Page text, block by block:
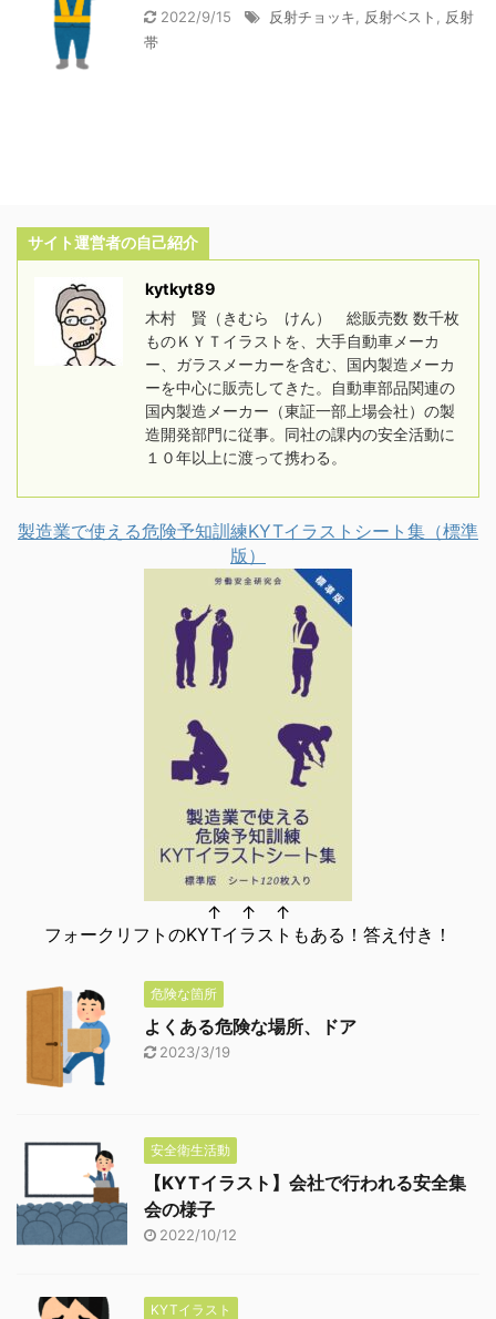
2022/9/15 反射チョッキ 反射ベスト
反射
帯
サイト運営者の自己紹介
kytkyt89
木村 賢（きむら けん） 総販売数 数千枚
ものＫＹＴイラストを、大手自動車メーカ
ー、ガラスメーカーを含む、国内製造メーカ
ーを中心に販売してきた。自動車部品関連の
国内製造メーカー（東証一部上場会社）の製
造開発部門に従事。同社の課内の安全活動に
１０年以上に渡って携わる。
製造業で使える危険予知訓練KYTイラストシート集（標準
版）
↑ ↑ ↑
フォークリフトのKYTイラストもある！答え付き！
危険な箇所
よくある危険な場所、ドア
2023/3/19
安全衛生活動
【KYTイラスト】会社で行われる安全集
会の様子
2022/10/12
KYTイラスト